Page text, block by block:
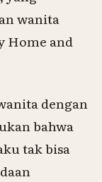
wanita
Home and
dengan
bahwa
tak bisa